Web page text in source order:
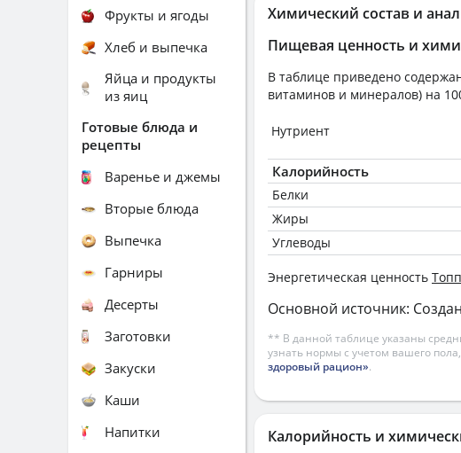
Химический состав и
Пищевая ценность и
В таблице приведено
витаминов и минералов) на
Нутриент
Калорийность
Белки
Жиры
Углеводы
Энергетическая ценность
Основной источник:
** В данной таблице указаны
узнать нормы с учетом вашего
здоровый рацион».
Калорийность и
Фрукты и ягоды
Хлеб и выпечка
Яйца и продукты
из яиц
Готовые блюда и
рецепты
Варенье и джемы
Вторые блюда
Выпечка
Гарниры
Десерты
Заготовки
Закуски
Каши
Напитки